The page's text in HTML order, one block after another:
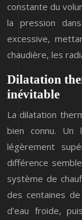
constante du
la pression
excessive,
chaudière, les
Dilatation
inévitable
La dilatation
bien connu. Un
légèrement
différence
système de
des centaines
d’eau froide,